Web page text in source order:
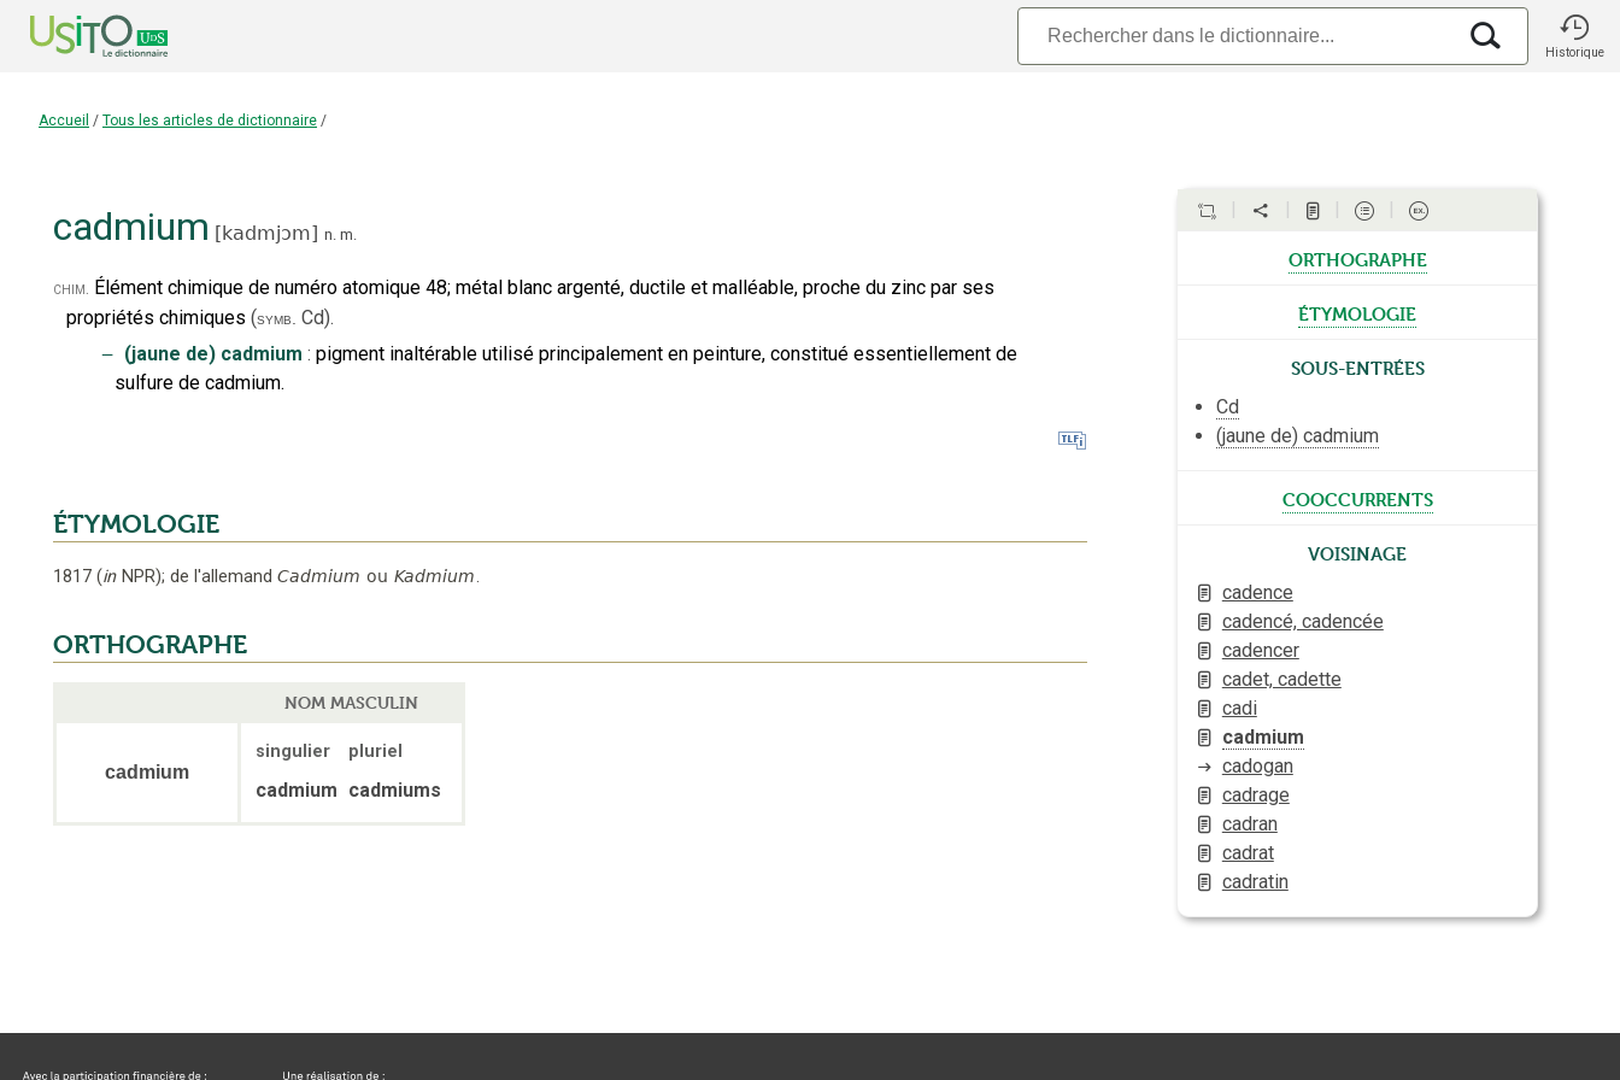
Historique
Accueil / Tous les articles de dictionnaire /
cadmium [kadmjɔm] n. m.
chim. Élément chimique de numéro atomique 48; métal blanc argenté, ductile et malléable, proche du zinc par ses
propriétés chimiques (symb. Cd).
‒ (jaune de) cadmium : pigment inaltérable utilisé principalement en peinture, constitué essentiellement de
sulfure de cadmium.
ÉTYMOLOGIE
1817 (in NPR); de l'allemand Cadmium ou Kadmium.
ORTHOGRAPHE
NOM MASCULIN
cadmium
singulier pluriel
cadmium cadmiums
orthographe
étymologie
Sous-entrées
Cd
(jaune de) cadmium
cooccurrents
Voisinage
cadence
cadencé, cadencée
cadencer
cadet, cadette
cadi
cadmium
cadogan
cadrage
cadran
cadrat
cadratin